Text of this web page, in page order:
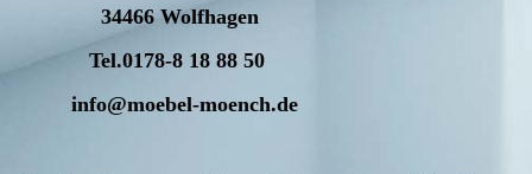
34466 Wolfhagen
Tel.0178-8 18 88 50
info@moebel-moench.de